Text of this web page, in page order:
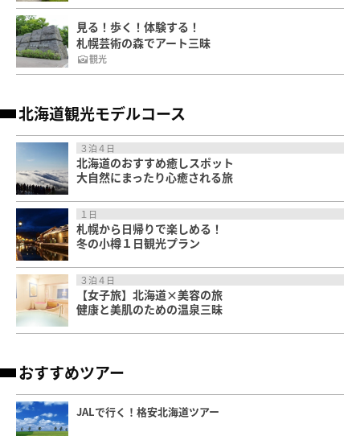
見る！歩く！体験する！
札幌芸術の森でアート三昧
観光
北海道観光モデルコース
３泊４日
北海道のおすすめ癒しスポット
大自然にまったり心癒される旅
１日
札幌から日帰りで楽しめる！
冬の小樽１日観光プラン
３泊４日
【女子旅】北海道×美容の旅
健康と美肌のための温泉三昧
おすすめツアー
JALで行く！格安北海道ツアー